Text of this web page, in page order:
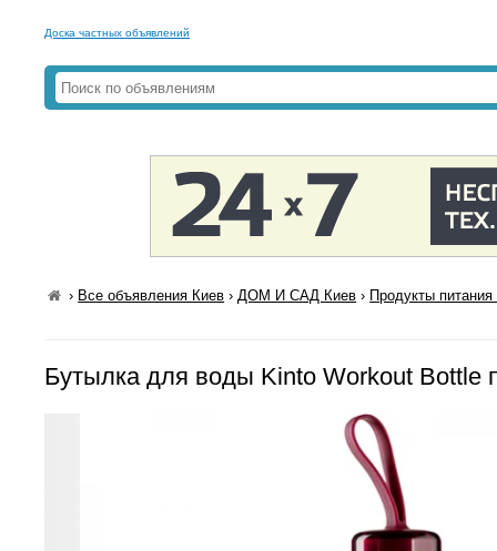
Доска частных объявлений
› Все объявления Киев ›ДОМ И САД Киев › Продукты
Бутылка для воды Kinto Workout Bottle